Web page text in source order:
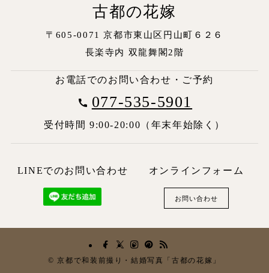
古都の花嫁
〒605-0071 京都市東山区円山町６２６
長楽寺内 双龍舞閣2階
お電話でのお問い合わせ・ご予約
077-535-5901
受付時間 9:00-20:00（年末年始除く）
LINEでのお問い合わせ オンラインフォーム
お問い合わせ
© 京都で和装前撮り・結婚写真「古都の花嫁」